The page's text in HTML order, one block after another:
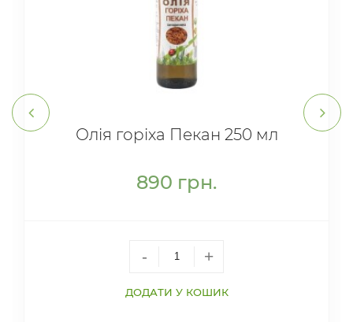
Олія горіха Пекан 250 мл
890 грн.
- +
ДОДАТИ У КОШИК